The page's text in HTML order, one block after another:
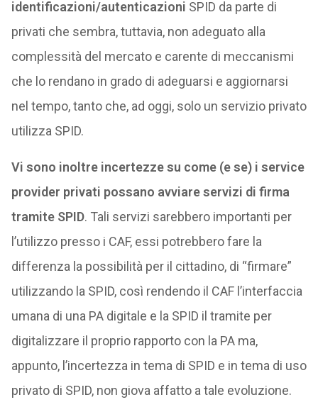
identificazioni/autenticazioni SPID da parte di
privati che sembra, tuttavia, non adeguato alla
complessità del mercato e carente di meccanismi
che lo rendano in grado di adeguarsi e aggiornarsi
nel tempo, tanto che, ad oggi, solo un servizio privato
utilizza SPID.
Vi sono inoltre incertezze su come (e se) i service
provider privati possano avviare servizi di firma
tramite SPID. Tali servizi sarebbero importanti per
l’utilizzo presso i CAF, essi potrebbero fare la
differenza la possibilità per il cittadino, di “firmare”
utilizzando la SPID, così rendendo il CAF l’interfaccia
umana di una PA digitale e la SPID il tramite per
digitalizzare il proprio rapporto con la PA ma,
appunto, l’incertezza in tema di SPID e in tema di uso
privato di SPID, non giova affatto a tale evoluzione.